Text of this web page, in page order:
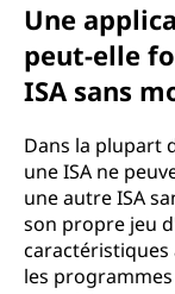
Une
peut-elle
ISA sans
Dans la plupart
une ISA ne
une autre ISA
son propre jeu
les